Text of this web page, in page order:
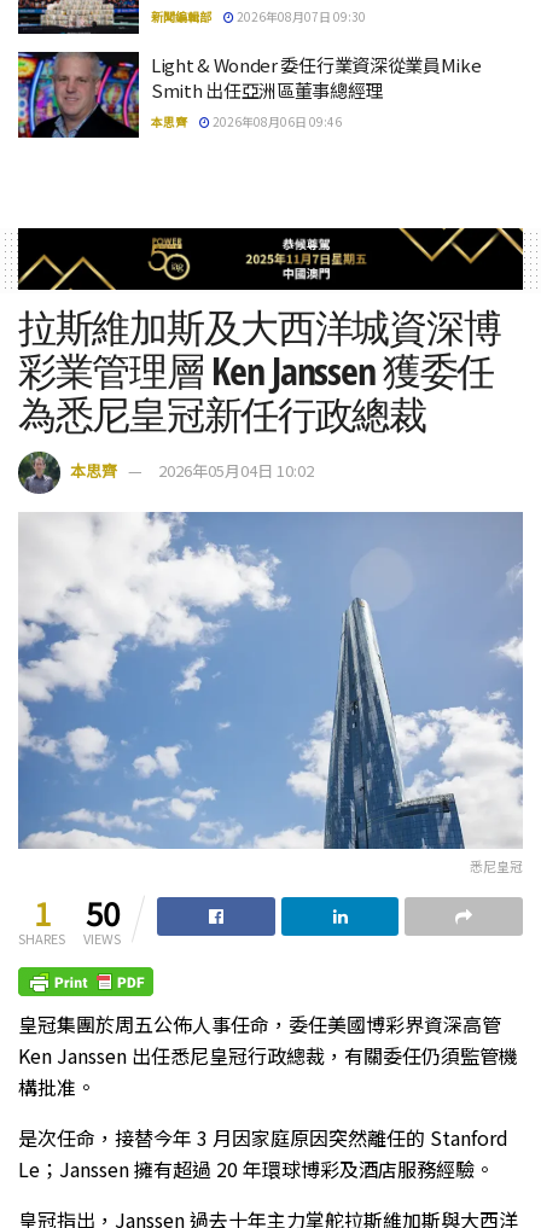
新聞編輯部 2026年08月07日 09:30
Light & Wonder 委任行業資深從業員Mike
Smith 出任亞洲區董事總經理
本思齊 2026年08月06日 09:46
拉斯維加斯及大西洋城資深博
彩業管理層 Ken Janssen 獲委任
為悉尼皇冠新任行政總裁
本思齊 2026年05月04日 10:02
悉尼皇冠
1
SHARES
50
VIEWS
皇冠集團於周五公佈人事任命，委任美國博彩界資深高管
Ken Janssen 出任悉尼皇冠行政總裁，有關委任仍須監管機
構批准。
是次任命，接替今年 3 月因家庭原因突然離任的 Stanford
Le；Janssen 擁有超過 20 年環球博彩及酒店服務經驗。
皇冠指出，Janssen 過去十年主力掌舵拉斯維加斯與大西洋